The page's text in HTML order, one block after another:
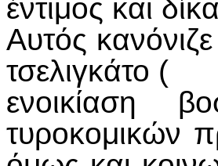
έντιμος και
Αυτός
τσελιγκάτο (
ενοικίαση
τυροκομικών